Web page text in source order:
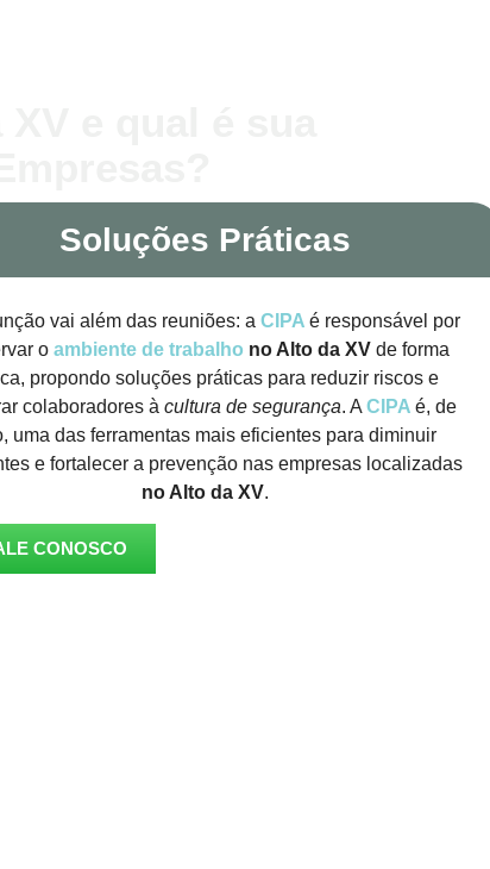
Soluções Práticas
vai além das reuniões: a CIPA é responsável por
o ambiente de trabalho no Alto da XV de forma
propondo soluções práticas para reduzir riscos e
colaboradores à cultura de segurança. A CIPA é, de
uma das ferramentas mais eficientes para diminuir
e fortalecer a prevenção nas empresas localizadas
no Alto da XV.
CONOSCO